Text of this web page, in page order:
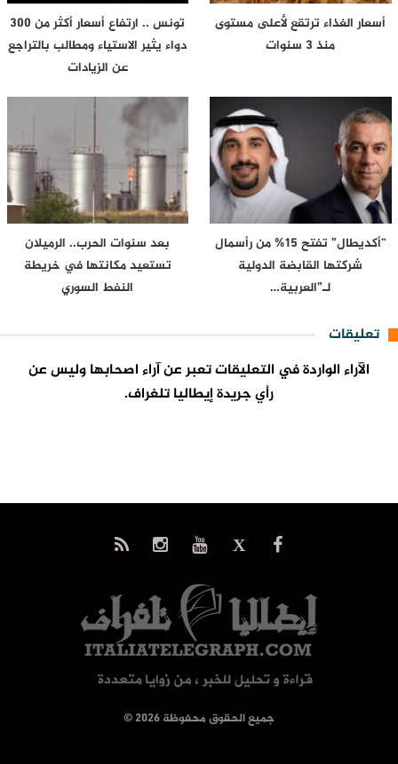
أسعار الغذاء ترتقع لأعلى مستوى
منذ 3 سنوات
تونس .. ارتفاع أسعار أكثر من 300
دواء يثير الاستياء ومطالب بالتراجع
عن الزيادات
“أكديطال” تفتح 15% من رأسمال
شركتها القابضة الدولية
لـ”العربية…
بعد سنوات الحرب.. الرميلان
تستعيد مكانتها في خريطة
النفط السوري
تعليقات
الآراء الواردة في التعليقات تعبر عن آراء اصحابها وليس عن
رأي جريدة إيطاليا تلغراف.
© جميع الحقوق محفوظة 2026